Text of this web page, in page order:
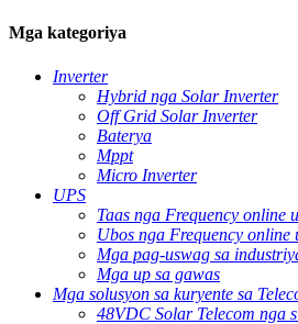
Mga kategoriya
Inverter
Hybrid nga Solar Inverter
Off Grid Solar Inverter
Baterya
Mppt
Micro Inverter
UPS
Taas nga Frequency online
Ubos nga Frequency online
Mga pag-uswag sa
Mga up sa gawas
Mga solusyon sa kuryente sa
48VDC Solar Telecom nga